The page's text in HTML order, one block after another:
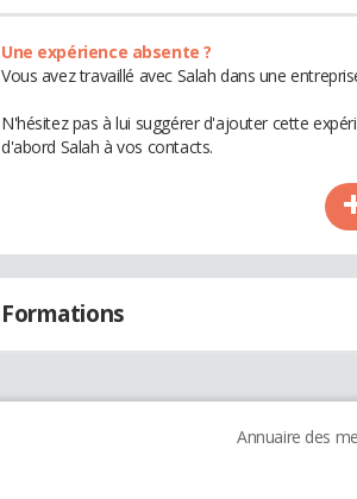
Une expérience absente ?
Vous avez travaillé avec Salah dans une
N'hésitez pas à lui suggérer d'ajouter cette
d'abord Salah à vos contacts.
Formations
Annuaire des